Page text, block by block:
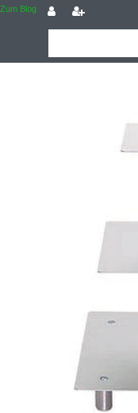
Zum Blog